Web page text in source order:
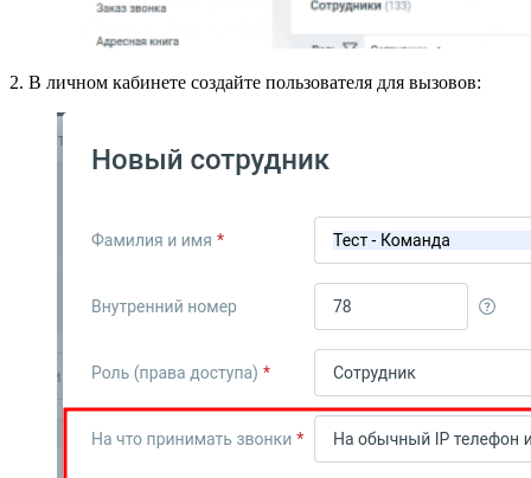
2. В личном кабинете создайте пользователя для вызовов: